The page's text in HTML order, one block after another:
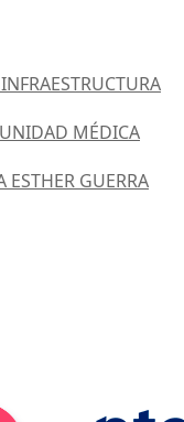
UNIDAD MÉDICA
ESTHER GUERRA